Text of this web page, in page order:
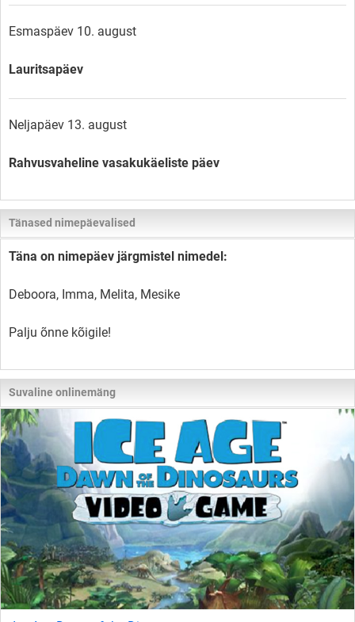
Esmaspäev 10. august
Lauritsapäev
Neljapäev 13. august
Rahvusvaheline vasakukäeliste päev
Tänased nimepäevalised
Täna on nimepäev järgmistel nimedel:
Deboora, Imma, Melita, Mesike
Palju õnne kõigile!
Suvaline onlinemäng